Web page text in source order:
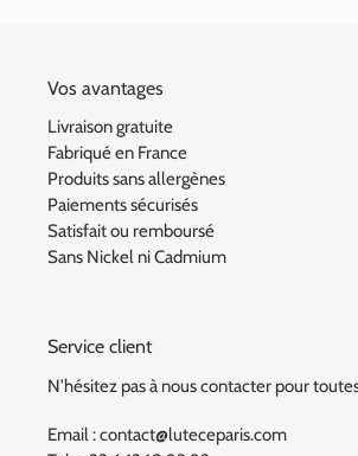
Vos avantages
Livraison gratuite
Fabriqué en France
Produits sans allergènes
Paiements sécurisés
Satisfait ou remboursé
Sans Nickel ni Cadmium
Service client
N'hésitez pas à nous contacter pour
Email : contact@luteceparis.com